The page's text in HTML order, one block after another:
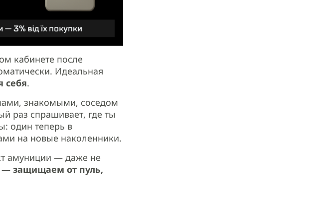
кабинете после
Идеальная
себя.
знакомыми, соседом
раз спрашивает, где ты
один теперь в
на новые наколенники.
амуниции — даже не
— защищаем от пуль,